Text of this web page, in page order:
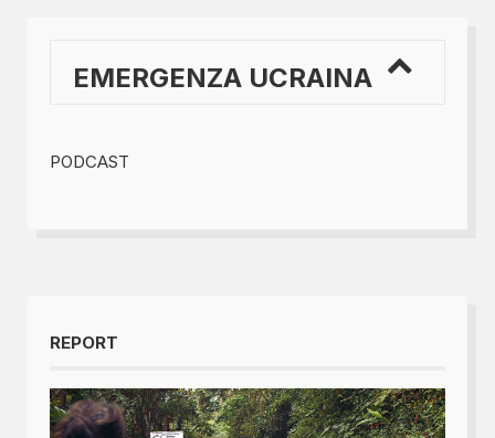
EMERGENZA UCRAINA
PODCAST
REPORT